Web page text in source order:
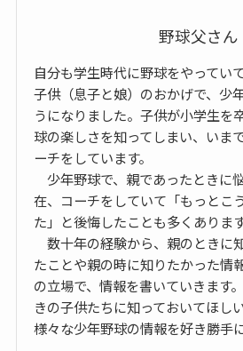
野球父さん
自分も学生時代に野球をやってい
子供（息子と娘）のおかげで、少
うになりました。子供が小学生を
球の楽しさを知ってしまい、いま
ーチをしています。
少年野球で、親であったときに
在、コーチをしていて「もっとこ
た」と後悔したことも多くあります
数十年の経験から、親のときに
たことや親の時に知りたかった情
の立場で、情報を書いていきます
きの子供たちに知っておいてほし
様々な少年野球の情報を好き勝手